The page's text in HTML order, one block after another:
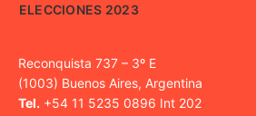
ELECCIONES 2023
Reconquista 737 – 3º E
(1003) Buenos Aires, Argentina
Tel. +54 11 5235 0896 Int 202